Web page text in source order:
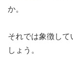
か。
それでは象徴して
しょう。